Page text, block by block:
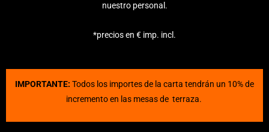
nuestro personal.
*precios en € imp. incl.
IMPORTANTE: Todos los importes de la carta tendrán un 10% de
incremento en las mesas de terraza.